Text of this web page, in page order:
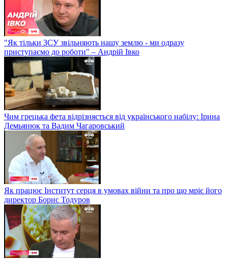
"Як тільки ЗСУ звільняють нашу землю - ми одразу
приступаємо до роботи" – Андрій Івко
Чим грецька фета відрізняється від українського набілу: Ірина
Демьянюк та Вадим Чагаровський
Як працює Інститут серця в умовах війни та про що мріє його
директор Борис Тодуров